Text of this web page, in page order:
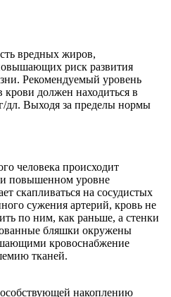
вредных жиров,
риск развития
Рекомендуемый уровень
должен находиться в
дл. Выходя за пределы нормы
человека происходит
повышенном уровне
скапливаться на сосудистых
сужения артерий, кровь не
по ним, как раньше, а стенки
бляшки окружены
кровоснабжение
тканей.
накоплению